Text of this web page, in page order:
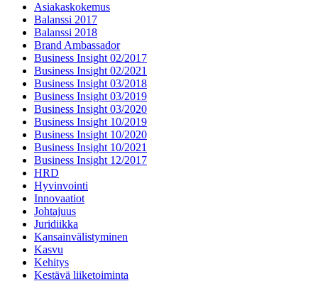
Asiakaskokemus
Balanssi 2017
Balanssi 2018
Brand Ambassador
Business Insight 02/2017
Business Insight 02/2021
Business Insight 03/2018
Business Insight 03/2019
Business Insight 03/2020
Business Insight 10/2019
Business Insight 10/2020
Business Insight 10/2021
Business Insight 12/2017
HRD
Hyvinvointi
Innovaatiot
Johtajuus
Juridiikka
Kansainvälistyminen
Kasvu
Kehitys
Kestävä liiketoiminta